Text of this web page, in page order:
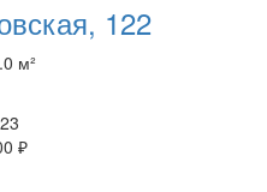
122
м²
₽